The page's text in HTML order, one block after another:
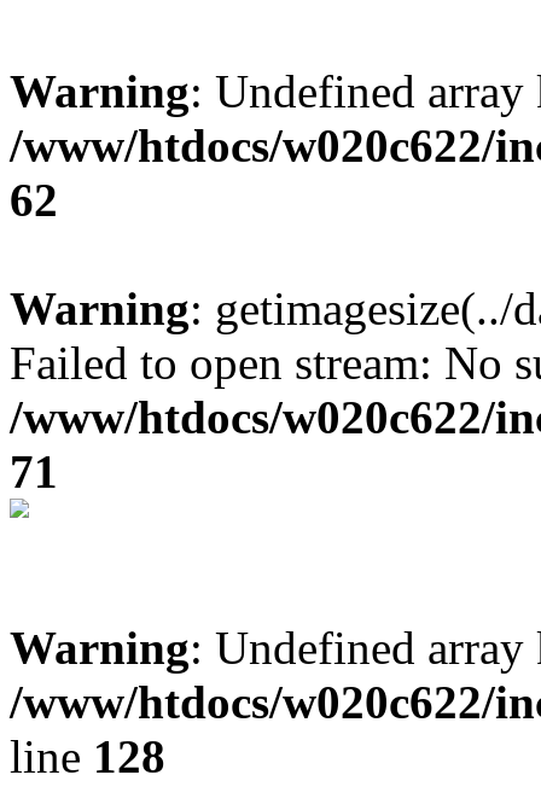
Warning: Undefined
/www/htdocs/w020c622/
62
Warning: getimagesize(../
Failed to open stream: No
/www/htdocs/w020c622/
71
Warning: Undefined
/www/htdocs/w020c622/
line 128